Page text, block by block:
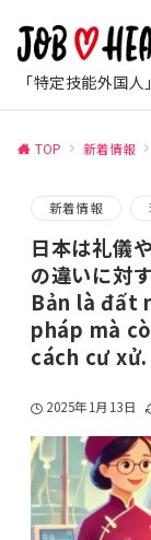
「特定技能外国
TOP 新着情報
新着情報
日本は礼儀
の違いに対
Bản là đất
pháp mà
cách cư xử.
2025年1月13日